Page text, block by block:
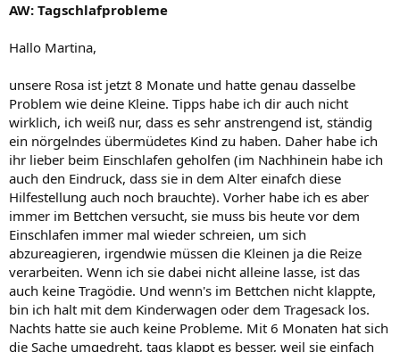
AW: Tagschlafprobleme
Hallo Martina,
unsere Rosa ist jetzt 8 Monate und hatte genau dasselbe
Problem wie deine Kleine. Tipps habe ich dir auch nicht
wirklich, ich weiß nur, dass es sehr anstrengend ist, ständig
ein nörgelndes übermüdetes Kind zu haben. Daher habe ich
ihr lieber beim Einschlafen geholfen (im Nachhinein habe ich
auch den Eindruck, dass sie in dem Alter einafch diese
Hilfestellung auch noch brauchte). Vorher habe ich es aber
immer im Bettchen versucht, sie muss bis heute vor dem
Einschlafen immer mal wieder schreien, um sich
abzureagieren, irgendwie müssen die Kleinen ja die Reize
verarbeiten. Wenn ich sie dabei nicht alleine lasse, ist das
auch keine Tragödie. Und wenn's im Bettchen nicht klappte,
bin ich halt mit dem Kinderwagen oder dem Tragesack los.
Nachts hatte sie auch keine Probleme. Mit 6 Monaten hat sich
die Sache umgedreht, tags klappt es besser, weil sie einfach